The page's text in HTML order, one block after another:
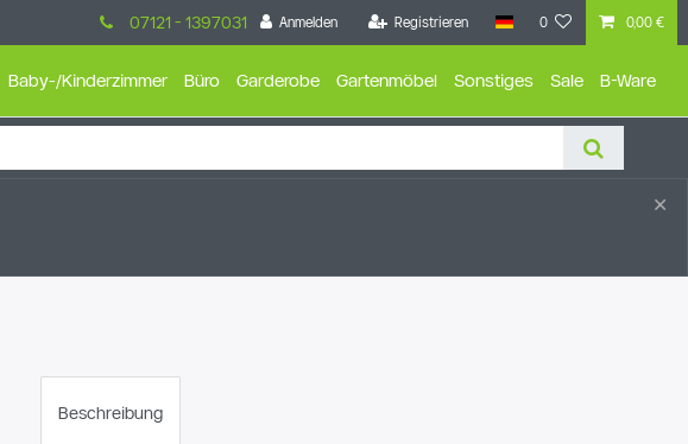
Anmelden Registrieren 0 0,00 €
07121 - 1397031
Baby-/Kinderzimmer Büro Garderobe Gartenmöbel Sonstiges Sale B-Ware
×
Beschreibung